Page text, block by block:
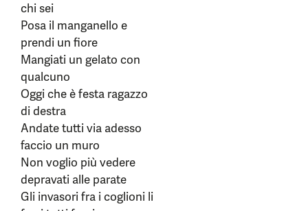
chi sei
Posa il manganello e
prendi un fiore
Mangiati un gelato con
qualcuno
Oggi che è festa ragazzo
di destra
Andate tutti via adesso
faccio un muro
Non voglio più vedere
depravati alle parate
Gli invasori fra i coglioni li